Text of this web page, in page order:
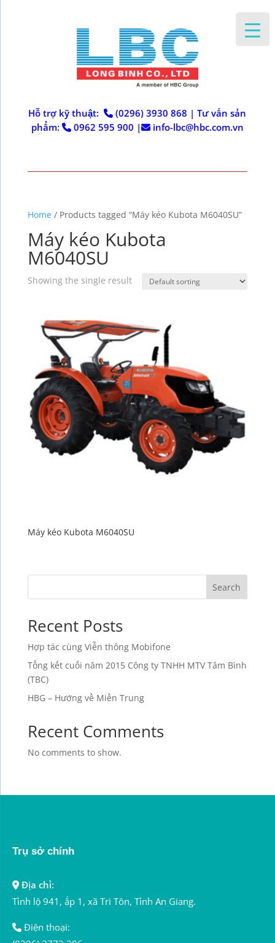
Hỗ trợ kỹ thuật: (0296) 3930 868 | Tư vấn sản
phẩm:
0962 595 900 | info-lbc@hbc.com.vn
Home/ Products tagged “Máy kéo Kubota M6040SU”
Máy kéo Kubota
M6040SU
Showing the single result
Máy kéo Kubota M6040SU
Search
Recent Posts
Hợp tác cùng Viễn thông Mobifone
Tổng kết cuối năm 2015 Công ty TNHH MTV Tâm Bình
(TBC)
HBG – Hướng về Miền Trung
Recent Comments
No comments to show.
Trụ sở chính
Địa chỉ:
Tỉnh lộ 941, ấp 1, xã Tri Tôn, Tỉnh An Giang.
Điện thoại: